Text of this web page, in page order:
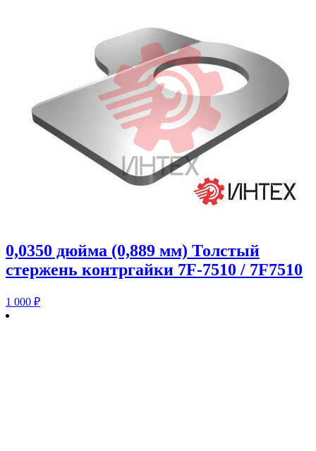
0,0350 дюйма (0,889 мм) Толстый
стержень контргайки 7F-7510 / 7F7510
1 000 ₽